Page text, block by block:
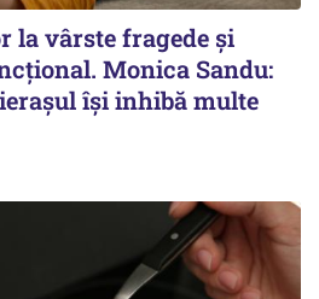
la vârste fragede și
Monica Sandu:
își inhibă multe